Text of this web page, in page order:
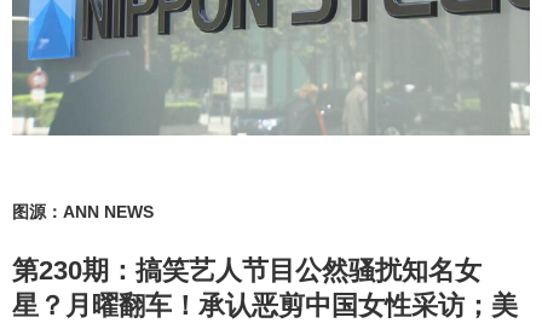
图源：ANN NEWS
第230期：搞笑艺人节目公然骚扰知名女
星？月曜翻车！承认恶剪中国女性采访；美